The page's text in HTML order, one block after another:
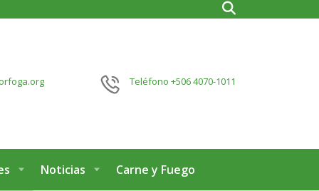
Teléfono +506 4070-1011
Noticias Carne y Fuego